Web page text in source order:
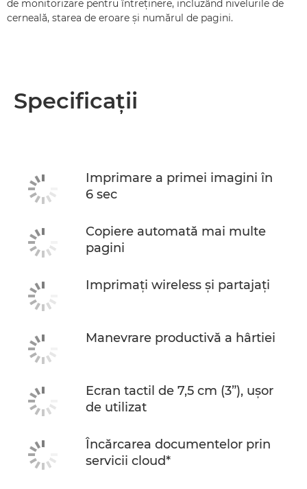
de monitorizare pentru întreţinere, incluzând nivelurile de
cerneală, starea de eroare şi numărul de pagini.
Specificaţii
Imprimare a primei imagini în
6 sec
Copiere automată mai multe
pagini
Imprimaţi wireless şi partajaţi
Manevrare productivă a hârtiei
Ecran tactil de 7,5 cm (3”), uşor
de utilizat
Încărcarea documentelor prin
servicii cloud*